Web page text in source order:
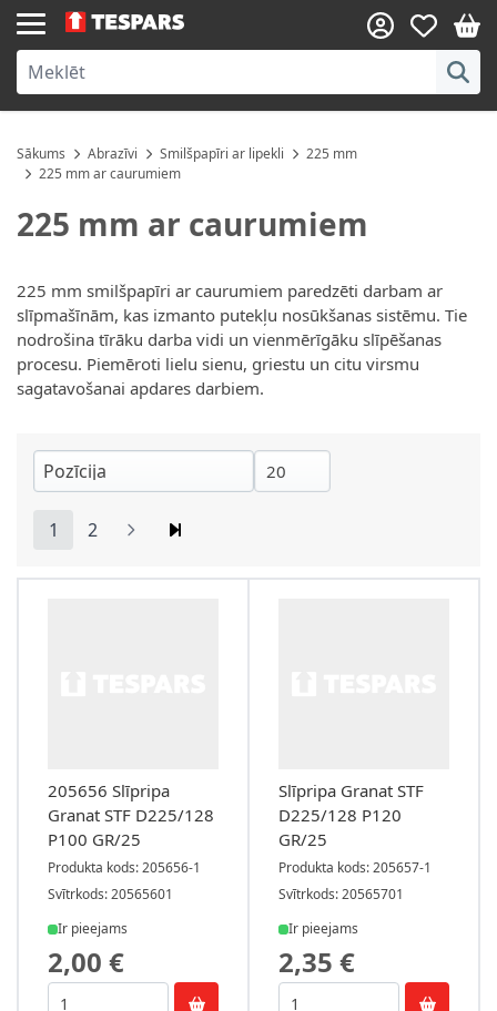
Skip to Content
Sākums Abrazīvi Smilšpapīri ar lipekli
225 mm
225 mm ar caurumiem
225 mm ar caurumiem
225 mm smilšpapīri ar caurumiem paredzēti darbam ar
slīpmašīnām, kas izmanto putekļu nosūkšanas sistēmu. Tie
nodrošina tīrāku darba vidi un vienmērīgāku slīpēšanas
procesu. Piemēroti lielu sienu, griestu un citu virsmu
sagatavošanai apdares darbiem.
You're currently reading page
1 Lapa
2
205656 Slīpripa
Granat STF D225/128
P100 GR/25
Produkta kods: 205656-1
Svītrkods: 20565601
Ir pieejams
2,00 €
Slīpripa Granat STF
D225/128 P120
GR/25
Produkta kods: 205657-1
Svītrkods: 20565701
Ir pieejams
2,35 €